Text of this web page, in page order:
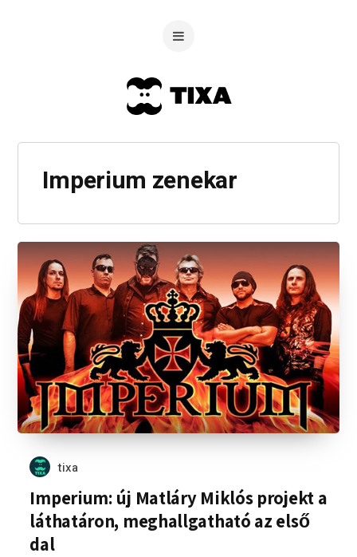
Imperium zenekar
tixa
Imperium: új Matláry Miklós projekt a
láthatáron, meghallgatható az első
dal